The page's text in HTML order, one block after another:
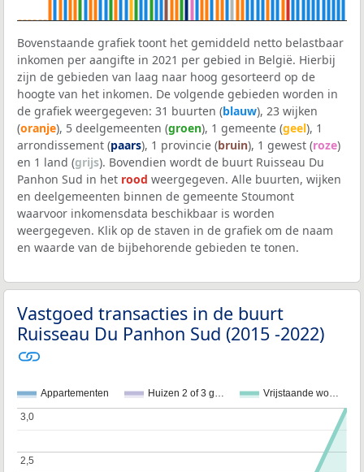
Bovenstaande grafiek toont het gemiddeld netto belastbaar
inkomen per aangifte in 2021 per gebied in België. Hierbij
zijn de gebieden van laag naar hoog gesorteerd op de
hoogte van het inkomen. De volgende gebieden worden in
de grafiek weergegeven: 31 buurten (blauw), 23 wijken
(oranje), 5 deelgemeenten (groen), 1 gemeente (geel), 1
arrondissement (paars), 1 provincie (bruin), 1 gewest (roze)
en 1 land (grijs). Bovendien wordt de buurt Ruisseau Du
Panhon Sud in het rood weergegeven. Alle buurten, wijken
en deelgemeenten binnen de gemeente Stoumont
waarvoor inkomensdata beschikbaar is worden
weergegeven. Klik op de staven in de grafiek om de naam
en waarde van de bijbehorende gebieden te tonen.
Vastgoed transacties in de buurt
Ruisseau Du Panhon Sud (2015 -2022)
Appartementen Huizen 2 of 3 g… Vrijstaande wo…
2,5
2,5
3,0
3,0